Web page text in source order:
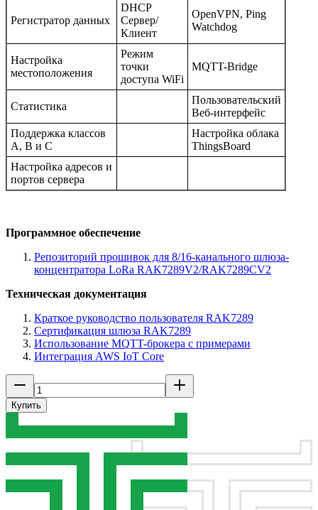
Регистратор данных
DHCP
Сервер/
Клиент
OpenVPN, Ping
Watchdog
Настройка
местоположения
Режим
точки
доступа WiFi
MQTT-Bridge
Статистика
Пользовательский
Веб-интерфейс
Поддержка классов
А, B и С
Настройка облака
ThingsBoard
Настройка адресов и
портов сервера
Программное обеспечение
Репозиторий прошивок для 8/16-канального шлюза-
концентратора LoRa RAK7289V2/RAK7289CV2
Техническая документация
Краткое руководство пользователя RAK7289
Сертификация шлюза RAK7289
Использование MQTT-брокера с примерами
Интеграция AWS IoT Core
Купить